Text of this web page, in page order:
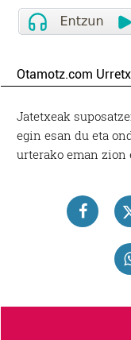
Otamotz.com
Jatetxeak
egin esan du eta
urterako eman zion